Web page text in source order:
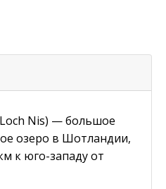
Nis) — большое
озеро в Шотландии,
к юго-западу от